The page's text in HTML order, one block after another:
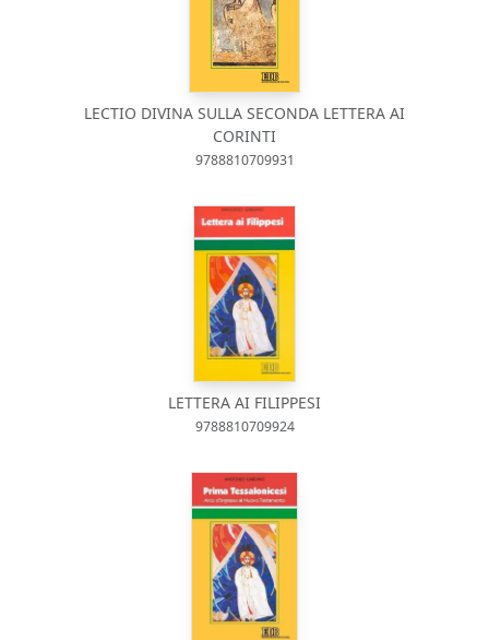
LECTIO DIVINA SULLA SECONDA LETTERA AI
CORINTI
9788810709931
LETTERA AI FILIPPESI
9788810709924